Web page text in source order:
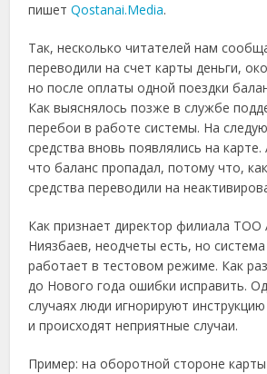
пишетQostanai.Media.
Так, несколько читателей нам
переводили на счет карты деньги,
но после оплаты одной поездки
Как выяснялось позже в службе
перебои в работе системы. На
средства вновь появлялись на
что баланс пропадал, потому что,
средства переводили на
Как признает директор филиала ТОО
Ниязбаев, неодчеты есть, но
работает в тестовом режиме. Как
до Нового года ошибки исправить.
случаях люди игнорируют
и происходят неприятные случаи.
Пример: на оборотной стороне